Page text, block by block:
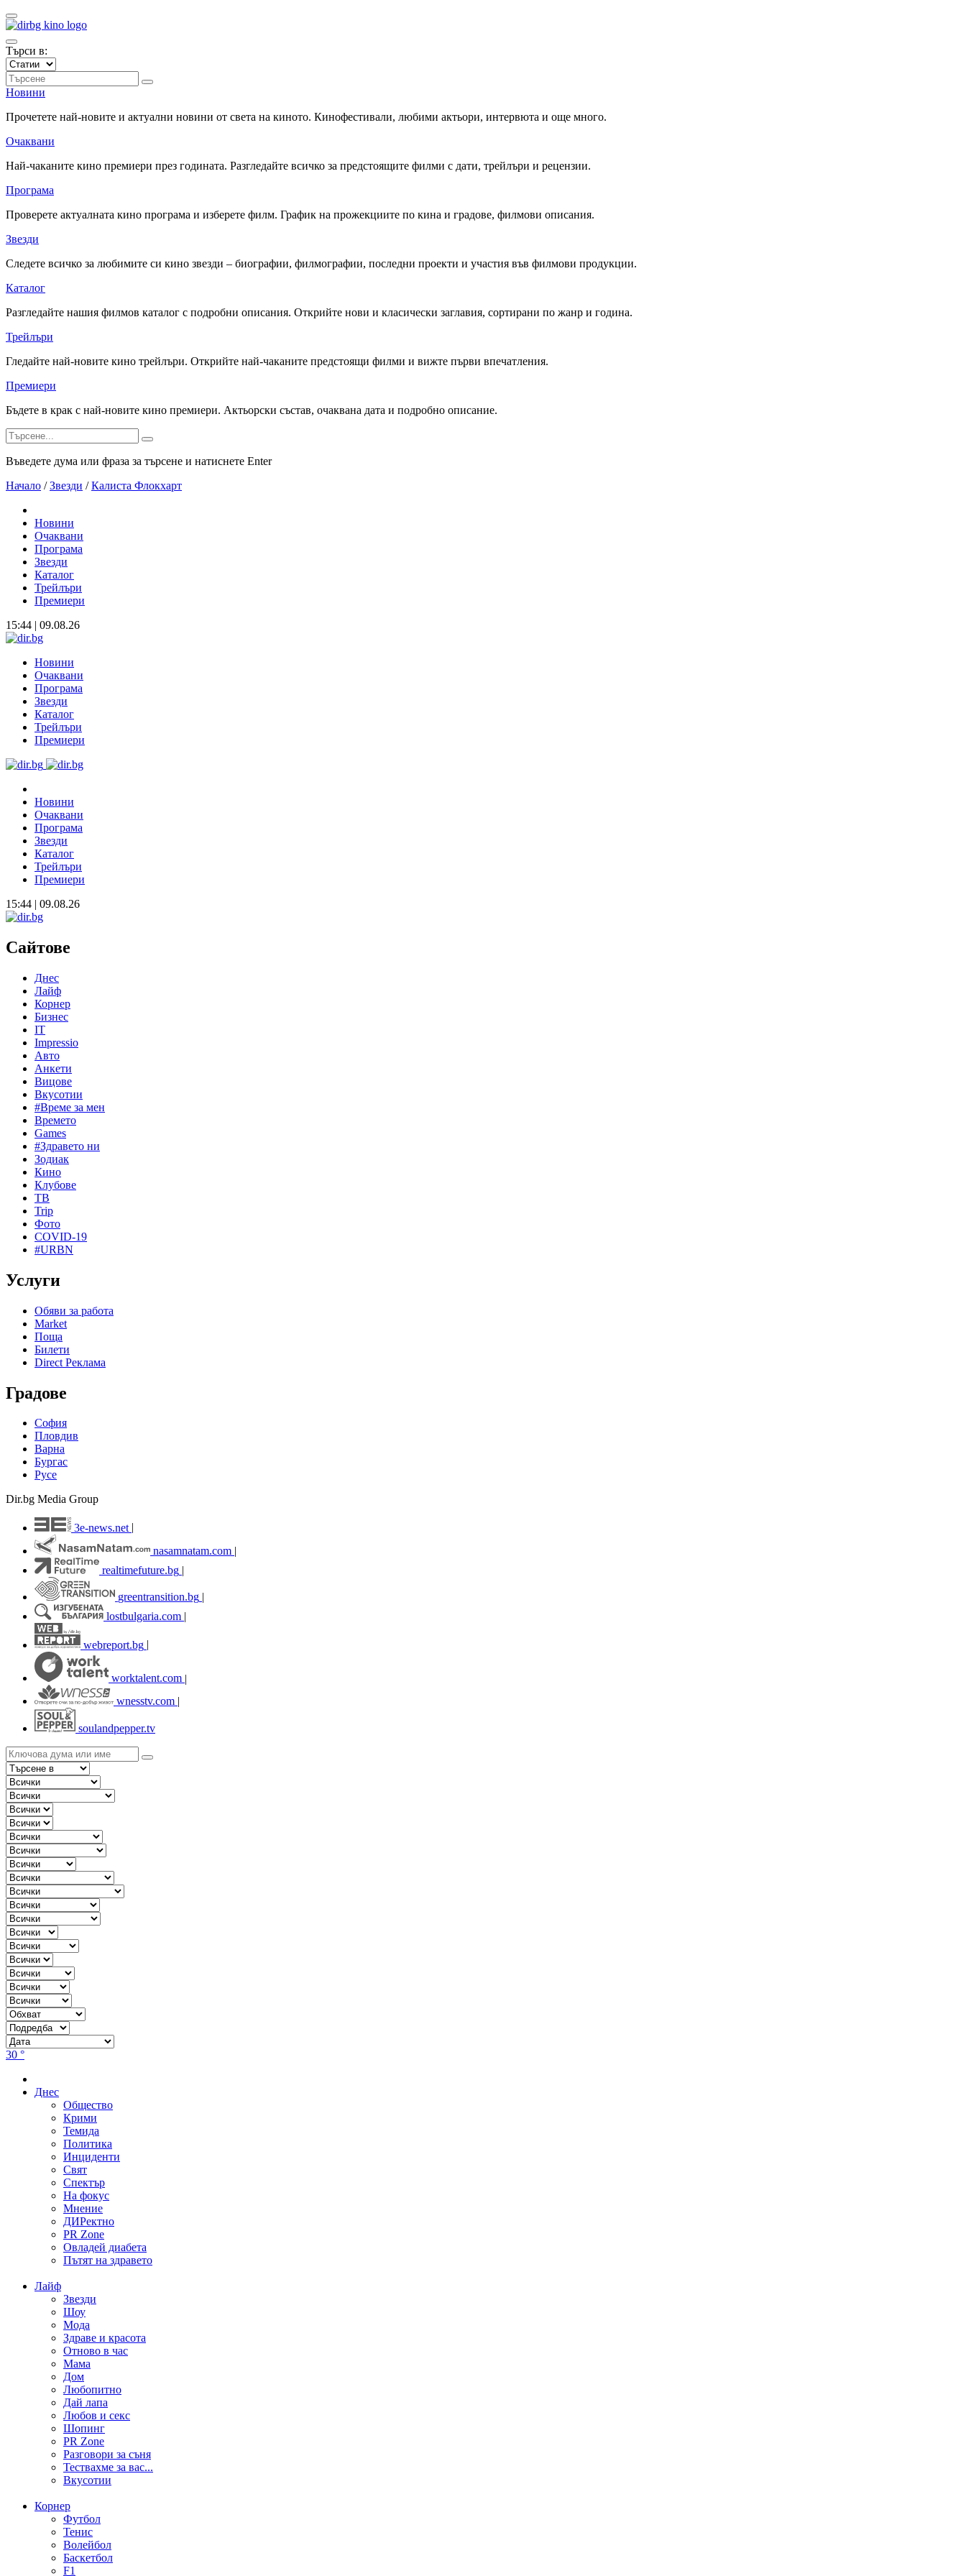
Търси в:
Новини
Прочетете най-новите и актуални новини от света на киното. Кинофестивали, любими актьори, интервюта и още много.
Очаквани
Най-чаканите кино премиери през годината. Разгледайте всичко за предстоящите филми с дати, трейлъри и рецензии.
Програма
Проверете актуалната кино програма и изберете филм. График на прожекциите по кина и градове, филмови описания.
Звезди
Следете всичко за любимите си кино звезди – биографии, филмографии, последни проекти и участия във филмови продукции.
Каталог
Разгледайте нашия филмов каталог с подробни описания. Открийте нови и класически заглавия, сортирани по жанр и година.
Трейлъри
Гледайте най-новите кино трейлъри. Открийте най-чаканите предстоящи филми и вижте първи впечатления.
Премиери
Бъдете в крак с най-новите кино премиери. Актьорски състав, очаквана дата и подробно описание.
Въведете дума или фраза за търсене и натиснете Enter
Начало / Звезди / Калиста Флокхарт
Новини
Очаквани
Програма
Звезди
Каталог
Трейлъри
Премиери
15:44 | 09.08.26
Новини
Очаквани
Програма
Звезди
Каталог
Трейлъри
Премиери
Новини
Очаквани
Програма
Звезди
Каталог
Трейлъри
Премиери
15:44 | 09.08.26
Сайтове
Днес
Лайф
Корнер
Бизнес
IT
Impressio
Авто
Анкети
Вицове
Вкусотии
#Време за мен
Времето
Games
#Здравето ни
Зодиак
Кино
Клубове
ТВ
Trip
Фото
COVID-19
#URBN
Услуги
Обяви за работа
Market
Поща
Билети
Direct Реклама
Градове
София
Пловдив
Варна
Бургас
Русе
Dir.bg Media Group
3e-news.net
nasamnatam.com |
realtimefuture.bg |
greentransition.bg |
lostbulgaria.com |
webreport.bg
worktalent.com |
wnesstv.com |
soulandpepper.tv
30 °
Днес
Общество
Крими
Темида
Политика
Инциденти
Свят
Спектър
На фокус
Мнение
ДИРектно
PR Zone
Овладей диабета
Пътят на здравето
Лайф
Звезди
Шоу
Мода
Здраве и красота
Отново в час
Мама
Дом
Любопитно
Дай лапа
Любов и секс
Шопинг
PR Zone
Разговори за съня
Тествахме за вас...
Вкусотии
Корнер
Футбол
Тенис
Волейбол
Баскетбол
F1